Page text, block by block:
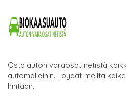
Osta auton varaosat netistä
automalleihin. Löydät meiltä
hintaan.